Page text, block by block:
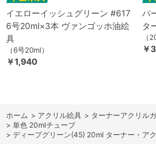
イエローイッシュグリーン #617
6号20ml×3本 ヴァンゴッホ油絵
具
（6号20ml）
￥1,940
パ
タ
（
￥
ホーム > アクリル絵具 > ターナーアクリル
> 単色 20mlチューブ
> ディープグリーン(45) 20ml ターナー・ア